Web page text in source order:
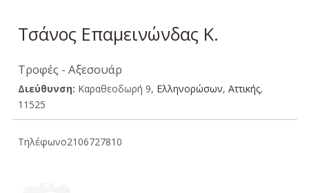
Τσάνος Επαμεινώνδας Κ.
Τροφές - Αξεσουάρ
Διεύθυνση: Καραθεοδωρή 9, Ελληνορώσων, Aττικής,
11525
Τηλέφωνο2106727810